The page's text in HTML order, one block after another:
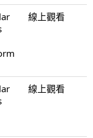
線上觀看
線上觀看